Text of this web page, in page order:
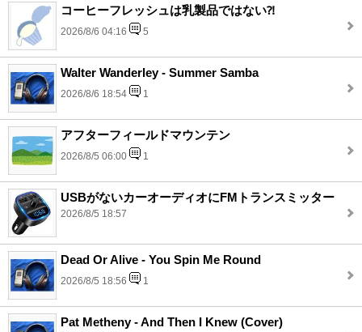
コーヒーフレッシュは乳製品ではない⁈
2026/8/6 04:16 5
Walter Wanderley - Summer Samba
2026/8/6 18:54 1
アフターフィールドマウンテン
2026/8/5 06:00 1
USBがないカーオーディオにFMトランスミッター
2026/8/5 18:57
Dead Or Alive - You Spin Me Round
2026/8/5 18:56 1
Pat Metheny - And Then I Knew (Cover)